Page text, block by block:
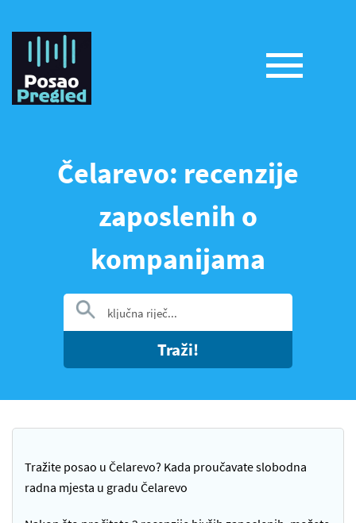
Čelarevo: recenzije
zaposlenih o
kompanijama
Traži!
Tražite posao u Čelarevo? Kada proučavate slobodna
radna mjesta u gradu Čelarevo